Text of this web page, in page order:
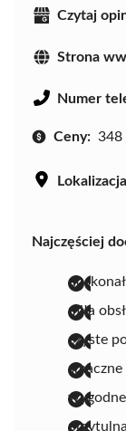
Czytaj
Strona
Numer
Ceny: 348
Najczęściej
miła
czyste
wygodne